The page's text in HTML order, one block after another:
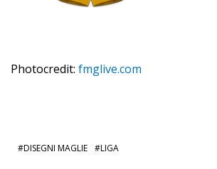
Photocredit: fmglive.com
DISEGNI MAGLIE LIGA